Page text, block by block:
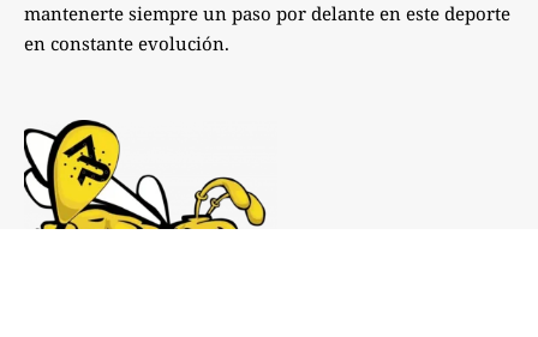
mantenerte siempre un paso por delante en este deporte
en constante evolución.